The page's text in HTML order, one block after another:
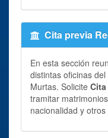
Cita previa
En esta sección
distintas oficinas
Murtas. Solicite
tramitar
nacionalidad y